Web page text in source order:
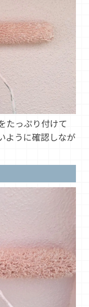
たっぷり付けて
ように確認しなが